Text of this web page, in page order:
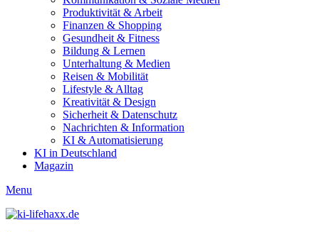
Produktivität & Arbeit
Finanzen & Shopping
Gesundheit & Fitness
Bildung & Lernen
Unterhaltung & Medien
Reisen & Mobilität
Lifestyle & Alltag
Kreativität & Design
Sicherheit & Datenschutz
Nachrichten & Information
KI & Automatisierung
KI in Deutschland
Magazin
Menu